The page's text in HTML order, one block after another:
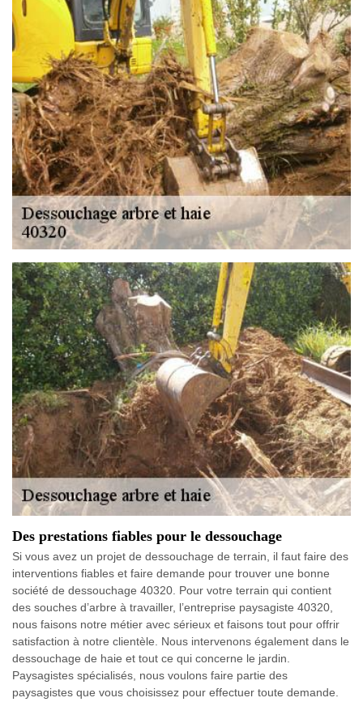
Des prestations fiables pour le dessouchage
Si vous avez un projet de dessouchage de terrain, il faut faire des
interventions fiables et faire demande pour trouver une bonne
société de dessouchage 40320. Pour votre terrain qui contient
des souches d’arbre à travailler, l’entreprise paysagiste 40320,
nous faisons notre métier avec sérieux et faisons tout pour offrir
satisfaction à notre clientèle. Nous intervenons également dans le
dessouchage de haie et tout ce qui concerne le jardin.
Paysagistes spécialisés, nous voulons faire partie des
paysagistes que vous choisissez pour effectuer toute demande.